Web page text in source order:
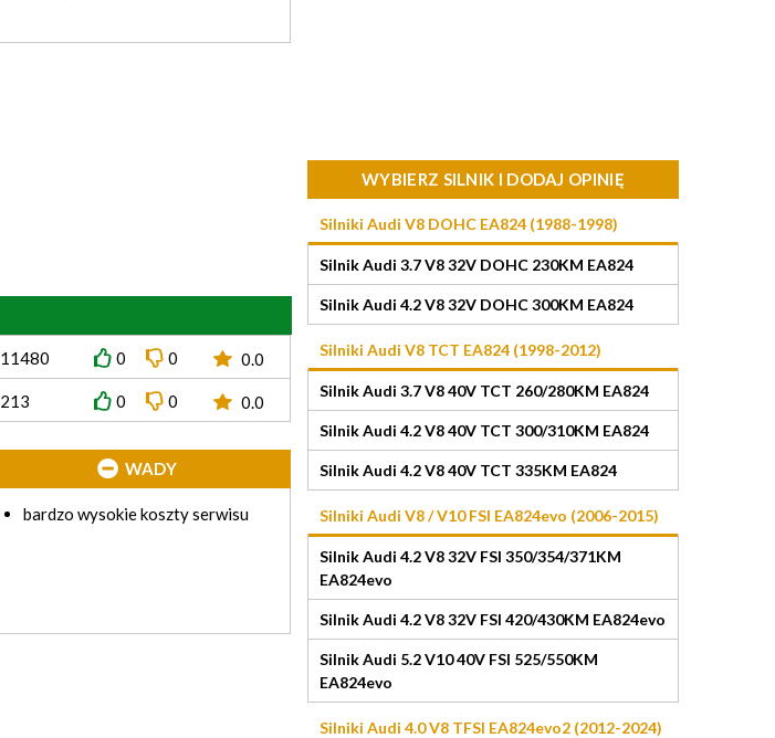
11480 0 0 0.0
213 0 0 0.0
WADY
bardzo wysokie koszty serwisu
WYBIERZ SILNIK I DODAJ OPINIĘ
Silniki Audi V8 DOHC EA824 (1988-1998)
Silnik Audi 3.7 V8 32V DOHC 230KM EA824
Silnik Audi 4.2 V8 32V DOHC 300KM EA824
Silniki Audi V8 TCT EA824 (1998-2012)
Silnik Audi 3.7 V8 40V TCT 260/280KM EA824
Silnik Audi 4.2 V8 40V TCT 300/310KM EA824
Silnik Audi 4.2 V8 40V TCT 335KM EA824
Silniki Audi V8 / V10 FSI EA824evo (2006-2015)
Silnik Audi 4.2 V8 32V FSI 350/354/371KM
EA824evo
Silnik Audi 4.2 V8 32V FSI 420/430KM EA824evo
Silnik Audi 5.2 V10 40V FSI 525/550KM
EA824evo
Silniki Audi 4.0 V8 TFSI EA824evo2 (2012-2024)